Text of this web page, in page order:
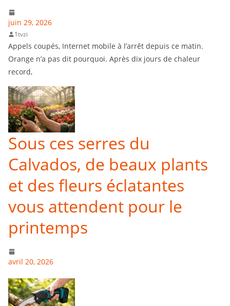
juin 29, 2026
1tvzi
Appels coupés, Internet mobile à l’arrêt depuis ce matin.
Orange n’a pas dit pourquoi. Après dix jours de chaleur
record,
Sous ces serres du
Calvados, de beaux plants
et des fleurs éclatantes
vous attendent pour le
printemps
avril 20, 2026